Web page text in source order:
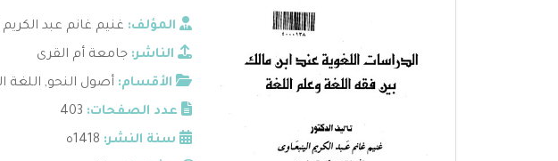
المؤلف: غنيم غانم عبد الكريم
الناشر: جامعة أم القرى
الأقسام: أصول النحو, اللغة
عدد الصفحات: 403
سنة النشر: 1418ه